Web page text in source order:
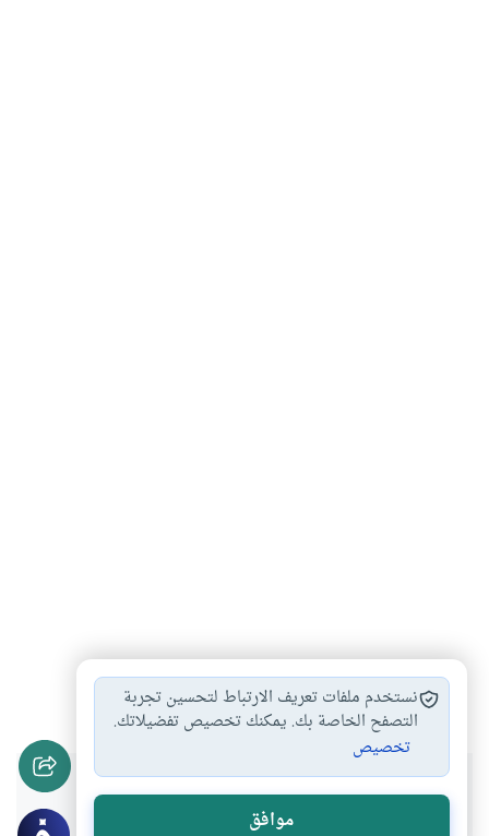
الغرب # القرآن أديان #ألمانيا استشراق
هل انتفعت بهذا المحتوى؟
نستخدم ملفات تعريف الارتباط لتحسين تجربة
التصفح الخاصة بك. يمكنك تخصيص تفضيلاتك.
تخصيص
موافق